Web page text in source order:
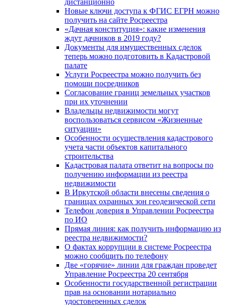
Новые ключи доступа к ФГИС ЕГРН можно
получить на сайте Росреестра
«Дачная конституция»: какие изменения
ждут дачников в 2019 году?
Документы для имущественных сделок
теперь можно подготовить в Кадастровой
палате
Услуги Росреестра можно получить без
помощи посредников
Согласование границ земельных участков
при их уточнении
Владельцы недвижимости могут
воспользоваться сервисом «Жизненные
ситуации»
Особенности осуществления кадастрового
учета части объектов капитального
строительства
Кадастровая палата ответит на вопросы по
получению информации из реестра
недвижимости
В Иркутской области внесены сведения о
границах охранных зон геодезической сети
Телефон доверия в Управлении Росреестра
по ИО
Прямая линия: как получить информацию из
реестра недвижимости?
О фактах коррупции в системе Росреестра
можно сообщить по телефону
Две «горячие» линии для граждан проведет
Управление Росреестра 20 сентября
Особенности государственной регистрации
прав на основании нотариально
удостоверенных сделок